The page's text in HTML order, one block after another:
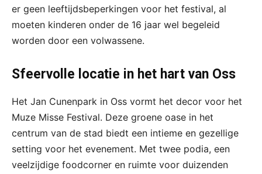
er geen leeftijdsbeperkingen voor het festival, al
moeten kinderen onder de 16 jaar wel begeleid
worden door een volwassene.
Sfeervolle locatie in het hart van Oss
Het Jan Cunenpark in Oss vormt het decor voor het
Muze Misse Festival. Deze groene oase in het
centrum van de stad biedt een intieme en gezellige
setting voor het evenement. Met twee podia, een
veelzijdige foodcorner en ruimte voor duizenden